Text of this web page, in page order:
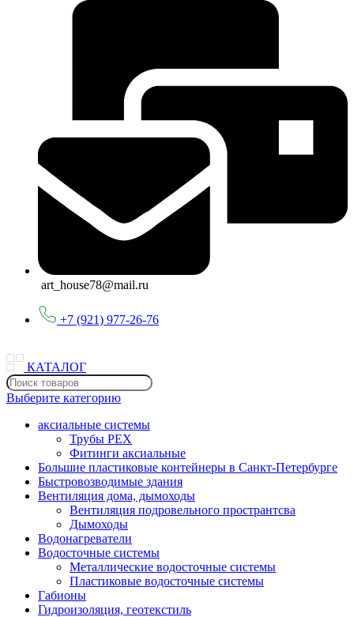
art_house78@mail.ru
+7 (921) 977-26-76
КАТАЛОГ
Выберите категорию
аксиальные системы
Трубы PEX
Фитинги аксиальные
Большие пластиковые контейнеры в Санкт-Петербурге
Быстровозводимые здания
Вентиляция дома, дымоходы
Вентиляция подровельного пространтсва
Дымоходы
Водонагреватели
Водосточные системы
Металлические водосточные системы
Пластиковые водосточные системы
Габионы
Гидроизоляция, геотекстиль